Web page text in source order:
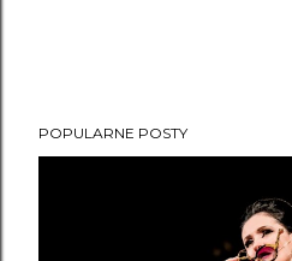
POPULARNE POSTY